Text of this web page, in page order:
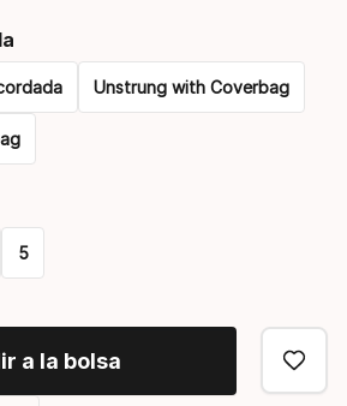
Unstrung with Coverbag
5
a la bolsa